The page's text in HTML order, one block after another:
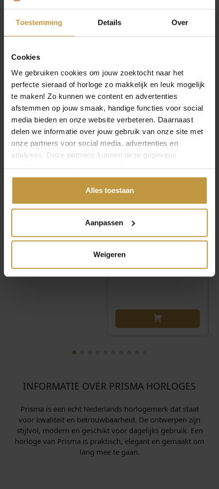
Toestemming Details Over
Cookies
We gebruiken cookies om jouw zoektocht naar het
perfecte sieraad of horloge zo makkelijk en leuk mogelijk
te maken! Zo kunnen we content en advertenties
afstemmen op jouw smaak, handige functies voor social
media bieden en onze website verbeteren. Daarnaast
delen we informatie over jouw gebruik van onze site met
onze partners voor social media, advertenties en
analyses. Deze partners kunnen deze gegevens
combineren met andere informatie die je met hen hebt
gedeeld of die ze hebben verzameld via jouw gebruik van
Alles toestaan
Aanpassen
Weigeren
Over Prisma Horloges
MEER VAN PRISMA HORLOGES
119,00
PRISMA HORLOGE
P1673 HEREN
TITANIUM LEER
GROEN
Direct leverbaar, 1
werkdag
129,00
PRISMA HORLOGE
P1406 HEREN
TITANIUM LEER
BLAUW
Direct leverbaar, 1
werkdag
INFORMATIE OVER PRISMA HORLOGES
Prisma is een echt Nederlands horlogemerk dat staat
voor kwaliteit en betrouwbaarheid. De ontwerpen zijn
stijlvol, modern en geschikt voor dagelijks gebruik. Een
horloge van Prisma is praktisch, elegant en gemaakt om
lang mee te gaan.